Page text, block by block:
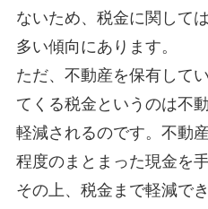
ないため、税金に関して
多い傾向にあります。
ただ、不動産を保有して
てくる税金というのは不
軽減されるのです。不動
程度のまとまった現金を
その上、税金まで軽減で